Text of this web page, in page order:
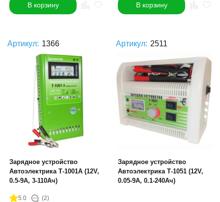
В корзину В корзину
Артикул: 1366
Зарядное устройство
Автоэлектрика Т-1001A (12V,
0.5-9А, 3-110Ач)
5.0 (2)
Артикул: 2511
Зарядное устройство
Автоэлектрика Т-1051 (12V,
0.05-9А, 0.1-240Ач)